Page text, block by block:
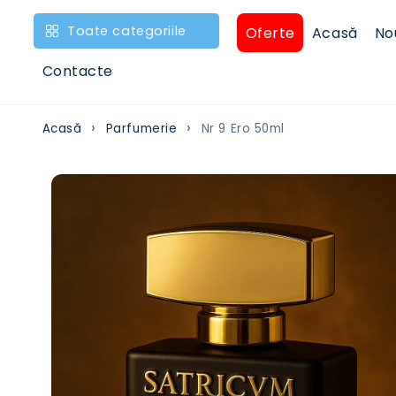
conținut Toate categoriile Oferte Acasă
Contacte
Acasă Parfumerie Nr 9 Ero 50ml
informațiile